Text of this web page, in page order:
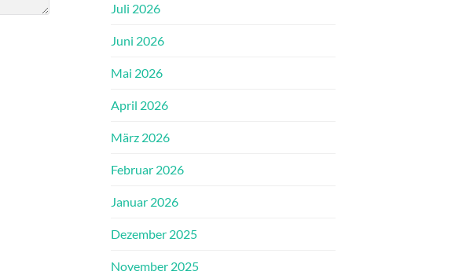
Juli 2026
Juni 2026
Mai 2026
April 2026
März 2026
Februar 2026
Januar 2026
Dezember 2025
November 2025